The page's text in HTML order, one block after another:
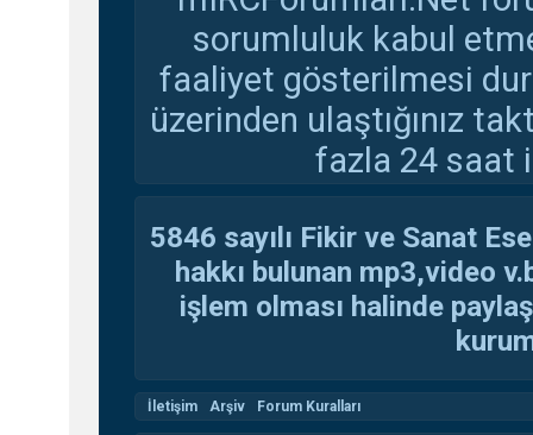
sorumluluk kabul
faaliyet gösterilmesi
üzerinden ulaştığınız
fazla 24 saat
5846 sayılı Fikir ve Sanat
hakkı bulunan mp3,video
işlem olması halinde
İletişim Arşiv Forum Kuralları